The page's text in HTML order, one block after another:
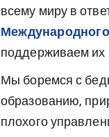
всему миру в
поддерживаем их
Мы боремся с
образованию,
плохого